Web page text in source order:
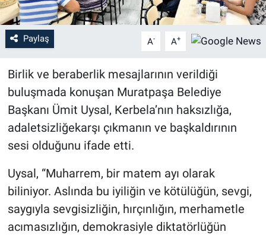
Paylaş A- A+
Birlik ve beraberlik mesajlarının verildiği
buluşmada konuşan Muratpaşa Belediye
Başkanı Ümit Uysal, Kerbela’nın haksızlığa,
adaletsizliğekarşı çıkmanın ve başkaldırının
sesi olduğunu ifade etti.
Uysal, “Muharrem, bir matem ayı olarak
biliniyor. Aslında bu iyiliğin ve kötülüğün, sevgi,
saygıyla sevgisizliğin, hırçınlığın, merhametle
acımasızlığın, demokrasiyle diktatörlüğün
Dünya
Teknoloji
Magazin
Siyaset
Yaşam
Spor
Nöbetçi Eczaneler